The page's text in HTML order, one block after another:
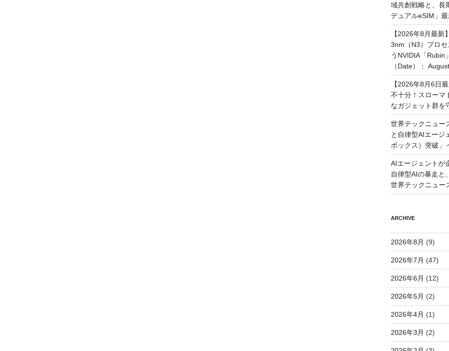
域共創戦略と、長
デュアルeSIM」
【2026年8月最新
3nm（N3）プロ
うNVIDIA「Rubin
（Date）：
【2026年8月6日
不十分！スローマ
なガジェット群を
世界テックニュー
と自律型AIエージ
ボックス）突破」
AIエージェントが
自律型AIの暴走と
世界テックニュー
ARCHIVE
2026年8月 (9)
2026年7月 (47)
2026年6月 (12)
2026年5月 (2)
2026年4月 (1)
2026年3月 (2)